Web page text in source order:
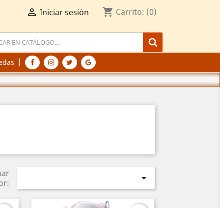
 Iniciar sesión shopping_cart Carrito: (0)
|
